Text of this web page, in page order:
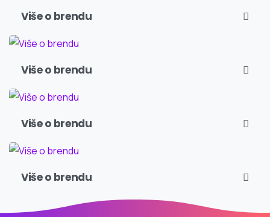
Više o brendu
Više o brendu
Više o brendu
Više o brendu